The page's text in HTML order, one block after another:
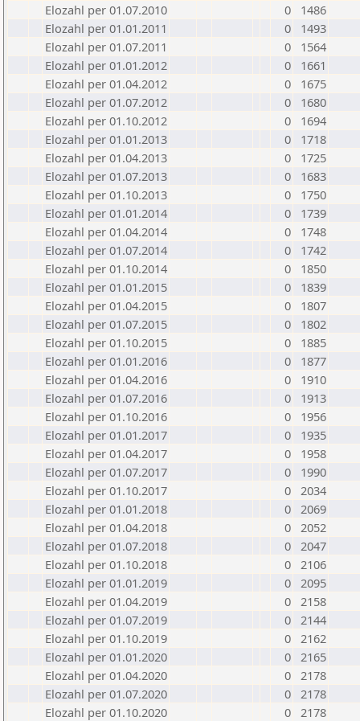
Elozahl per 01.07.2010
0
1486
Elozahl per 01.01.2011
0
1493
Elozahl per 01.07.2011
0
1564
Elozahl per 01.01.2012
0
1661
Elozahl per 01.04.2012
0
1675
Elozahl per 01.07.2012
0
1680
Elozahl per 01.10.2012
0
1694
Elozahl per 01.01.2013
0
1718
Elozahl per 01.04.2013
0
1725
Elozahl per 01.07.2013
0
1683
Elozahl per 01.10.2013
0
1750
Elozahl per 01.01.2014
0
1739
Elozahl per 01.04.2014
0
1748
Elozahl per 01.07.2014
0
1742
Elozahl per 01.10.2014
0
1850
Elozahl per 01.01.2015
0
1839
Elozahl per 01.04.2015
0
1807
Elozahl per 01.07.2015
0
1802
Elozahl per 01.10.2015
0
1885
Elozahl per 01.01.2016
0
1877
Elozahl per 01.04.2016
0
1910
Elozahl per 01.07.2016
0
1913
Elozahl per 01.10.2016
0
1956
Elozahl per 01.01.2017
0
1935
Elozahl per 01.04.2017
0
1958
Elozahl per 01.07.2017
0
1990
Elozahl per 01.10.2017
0 2034
Elozahl per 01.01.2018
0 2069
Elozahl per 01.04.2018
0 2052
Elozahl per 01.07.2018
0 2047
Elozahl per 01.10.2018
0 2106
Elozahl per 01.01.2019
0 2095
Elozahl per 01.04.2019
0 2158
Elozahl per 01.07.2019
0 2144
Elozahl per 01.10.2019
0 2162
Elozahl per 01.01.2020
0 2165
Elozahl per 01.04.2020
0 2178
Elozahl per 01.07.2020
0 2178
Elozahl per 01.10.2020
0 2178